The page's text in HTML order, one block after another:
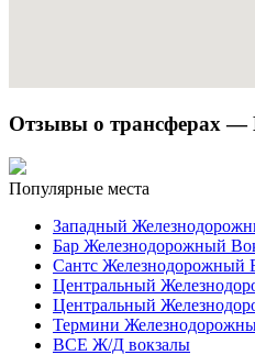
Отзывы о трансферах —
Популярные места
Западный
Бар Железнодорожный
Сантс Железнодорожный
Центральный
Центральный
Термини
ВСЕ Ж/Д вокзалы